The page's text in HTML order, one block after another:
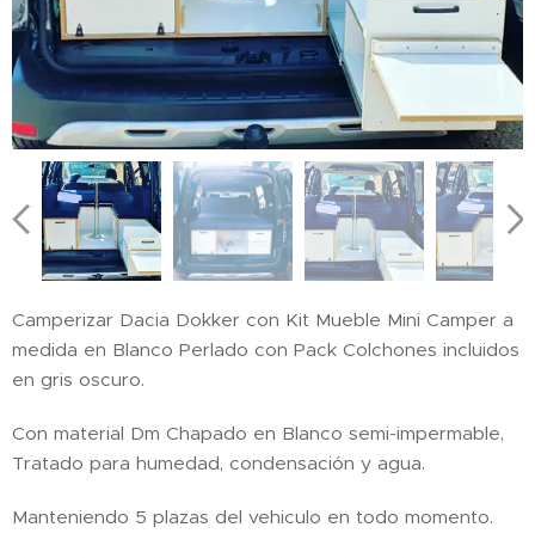
Camperizar Dacia Dokker con Kit Mueble Mini Camper a
medida en Blanco Perlado con Pack Colchones incluidos
en gris oscuro.
Con material Dm Chapado en Blanco semi-impermable,
Tratado para humedad, condensación y agua.
Manteniendo 5 plazas del vehiculo en todo momento.